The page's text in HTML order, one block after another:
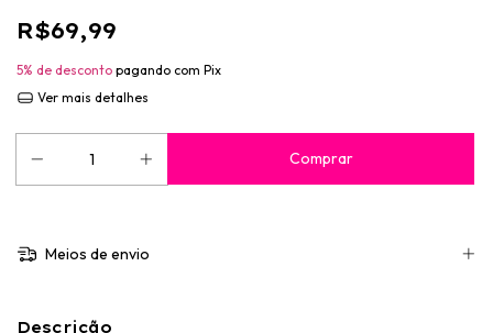
R$69,99
5% de desconto pagando com Pix
Ver mais detalhes
Meios de envio
Descrição